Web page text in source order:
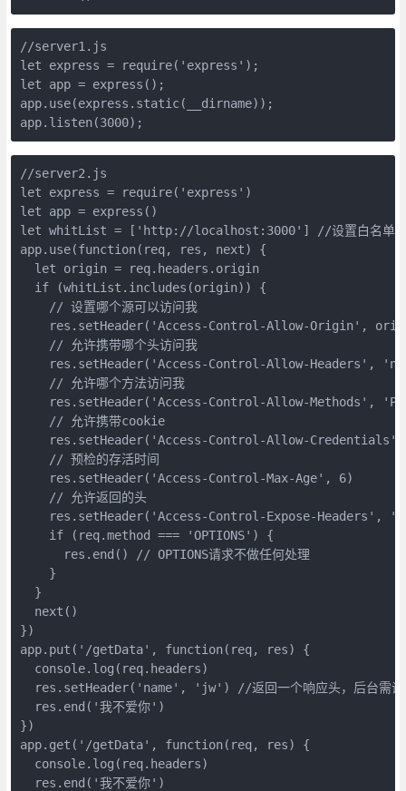
//server1.js
let express = require('express');
let app = express();
app.use(express.static(__dirname));
//server2.js
let express = require('express')
let app = express()
let whitList = ['http://localhost:3000'] //设置白名单
app.use(function(req, res, next) {
  let origin = req.headers.origin
  if (whitList.includes(origin)) {
    // 设置哪个源可以访问我
res.setHeader('Access-Control-Allow-Origin',
    // 允许携带哪个头访问我
res.setHeader('Access-Control-Allow-Headers',
    // 允许哪个方法访问我
res.setHeader('Access-Control-Allow-Methods',
    // 允许携带cookie
res.setHeader('Access-Control-Allow-
    // 预检的存活时间
    res.setHeader('Access-Control-Max-Age', 6)
    // 允许返回的头
res.setHeader('Access-Control-Expose-Headers',
    if (req.method === 'OPTIONS') {
      res.end() // OPTIONS请求不做任何处理
    }
  }
  next()
})
app.put('/getData', function(req, res) {
  console.log(req.headers)
res.setHeader('name', 'jw') //返回一个响应头，后台需设
  res.end('我不爱你')
})
app.get('/getData', function(req, res) {
  console.log(req.headers)
  res.end('我不爱你')